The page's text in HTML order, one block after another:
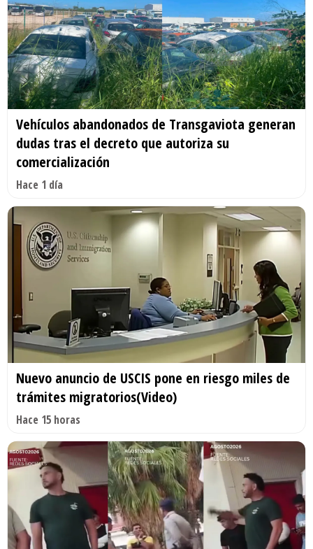
Vehículos abandonados de Transgaviota generan
dudas tras el decreto que autoriza su
comercialización
Hace 1 día
Nuevo anuncio de USCIS pone en riesgo miles de
trámites migratorios(Video)
Hace 15 horas